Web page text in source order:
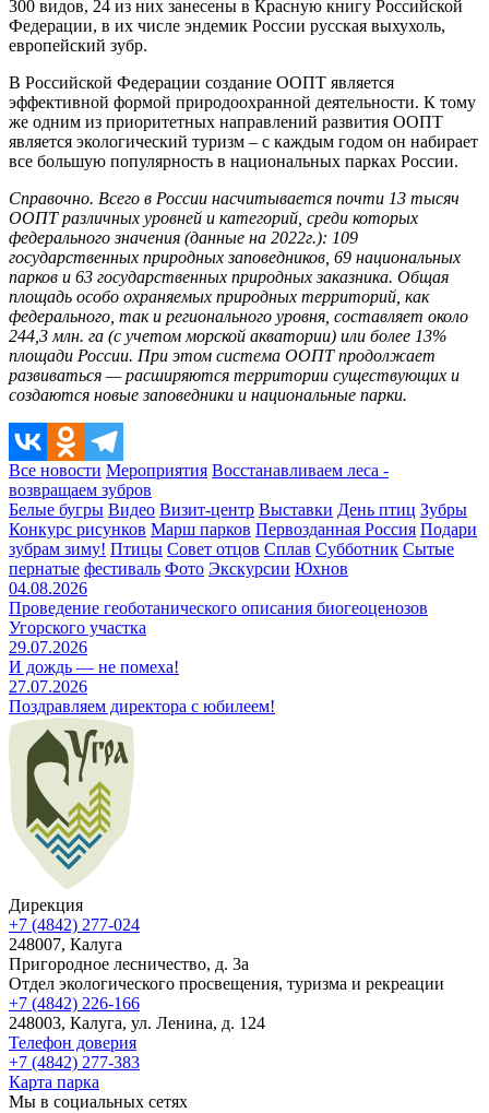
300 видов, 24 из них занесены в Красную книгу Российской
Федерации, в их числе эндемик России русская выхухоль,
европейский зубр.
В Российской Федерации создание ООПТ является
эффективной формой природоохранной деятельности. К тому
же одним из приоритетных направлений развития ООПТ
является экологический туризм – с каждым годом он набирает
все большую популярность в национальных парках России.
Справочно. Всего в России насчитывается почти 13 тысяч
ООПТ различных уровней и категорий, среди которых
федерального значения (данные на 2022г.): 109
государственных природных заповедников, 69 национальных
парков и 63 государственных природных заказника. Общая
площадь особо охраняемых природных территорий, как
федерального, так и регионального уровня, составляет около
244,3 млн. га (с учетом морской акватории) или более 13%
площади России. При этом система ООПТ продолжает
развиваться — расширяются территории существующих и
создаются новые заповедники и национальные парки.
Все новости Мероприятия Восстанавливаем леса -
возвращаем зубров
Белые бугры Видео Визит-центр Выставки День птиц Зубры
Конкурс рисунков Марш парков Первозданная Россия Подари
зубрам зиму! Птицы Совет отцов Сплав Субботник Сытые
пернатые фестиваль Фото Экскурсии Юхнов
04.08.2026
Проведение геоботанического описания биогеоценозов
Угорского участка
29.07.2026
И дождь — не помеха!
27.07.2026
Поздравляем директора с юбилеем!
Дирекция
+7 (4842) 277-024
248007, Калуга
Пригородное лесничество, д. 3а
Отдел экологического просвещения, туризма и рекреации
+7 (4842) 226-166
248003, Калуга, ул. Ленина, д. 124
Телефон доверия
+7 (4842) 277-383
Карта парка
Мы в социальных сетях